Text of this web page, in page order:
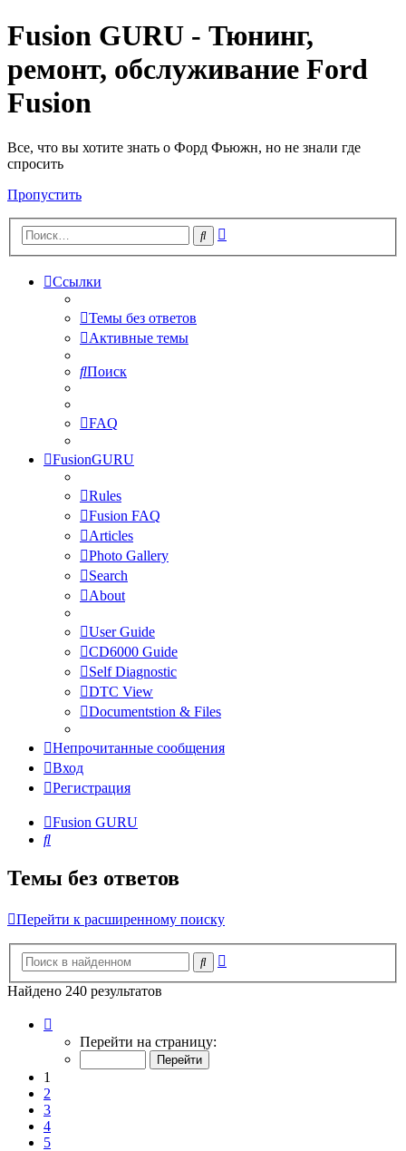
Fusion GURU - Тюнинг,
ремонт, обслуживание Ford
Fusion
Все, что вы хотите знать о Форд Фьюжн, но не знали где
спросить
Пропустить
Поиск
Ссылки
Темы без ответов
Активные темы
Поиск
FAQ
FusionGURU
Rules
Fusion FAQ
Articles
Photo Gallery
Search
About
User Guide
CD6000 Guide
Self Diagnostic
DTC View
Documentstion & Files
Непрочитанные сообщения
Вход
Регистрация
Fusion GURU
Поиск
Темы без ответов
Перейти к расширенному поиску
Поиск
Найдено 240 результатов
Перейти на страницу:
1
2
3
4
5